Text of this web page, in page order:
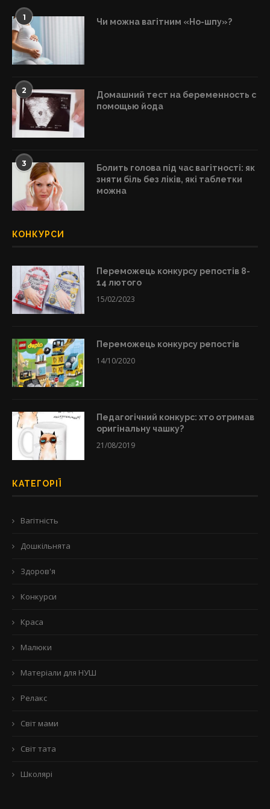
1 Чи можна вагітним «Но-шпу»?
2
Домашний тест на беременность с
помощью йода
3
Болить голова під час вагітності: як
зняти біль без ліків, які таблетки
можна
КОНКУРСИ
Переможець конкурсу репостів 8-
14 лютого
15/02/2023
Переможець конкурсу репостів
14/10/2020
Педагогічний конкурс: хто отримав
оригінальну чашку?
21/08/2019
КАТЕГОРІЇ
Вагітність
Дошкільнята
Здоров'я
Конкурси
Краса
Малюки
Матеріали для НУШ
Релакс
Світ мами
Світ тата
Школярі